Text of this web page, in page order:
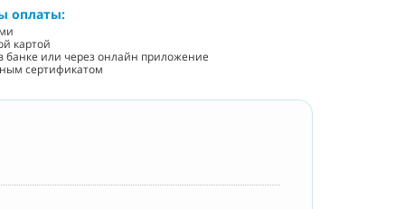
оплаты:
картой
банке или через онлайн приложение
сертификатом